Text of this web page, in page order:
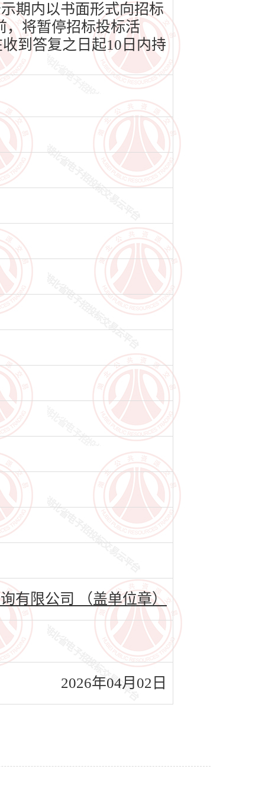
期内以书面形式向招标
，将暂停招标投标活
到答复之日起10日内持
有限公司 （盖单位章）
2026年04月02日